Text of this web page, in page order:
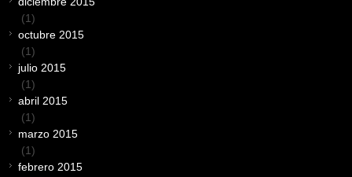
(1)
octubre 2015
(1)
julio 2015
(1)
abril 2015
(1)
marzo 2015
(1)
febrero 2015